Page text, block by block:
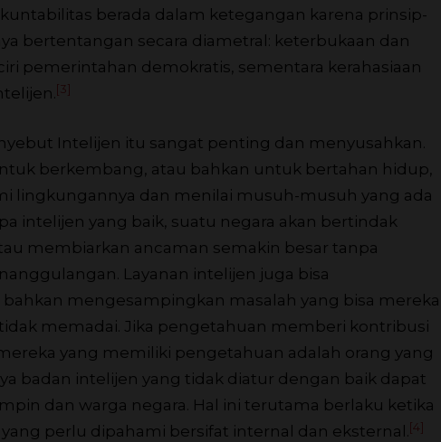
berada dalam ketegangan karena prinsip-
bertentangan secara diametral: keterbukaan dan
pemerintahan demokratis, sementara kerahasiaan
[3]
Intelijen itu sangat penting dan menyusahkan.
berkembang, atau bahkan untuk bertahan hidup,
lingkungannya dan menilai musuh-musuh yang ada
intelijen yang baik, suatu negara akan bertindak
membiarkan ancaman semakin besar tanpa
Layanan intelijen juga bisa
mengesampingkan masalah yang bisa mereka
memadai. Jika pengetahuan memberi kontribusi
yang memiliki pengetahuan adalah orang yang
badan intelijen yang tidak diatur dengan baik dapat
dan warga negara. Hal ini terutama berlaku ketika
perlu dipahami bersifat internal dan eksternal. [4]